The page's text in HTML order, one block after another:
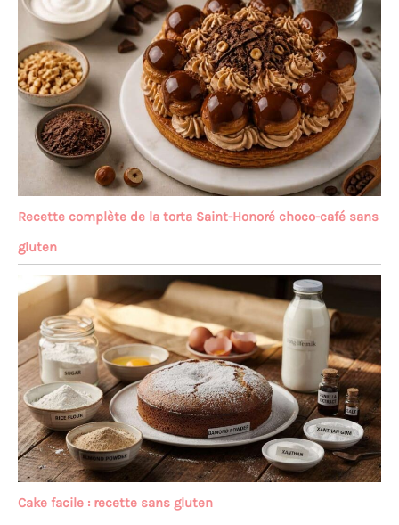
Recette complète de la torta Saint-Honoré choco-café sans
gluten
Cake facile : recette sans gluten